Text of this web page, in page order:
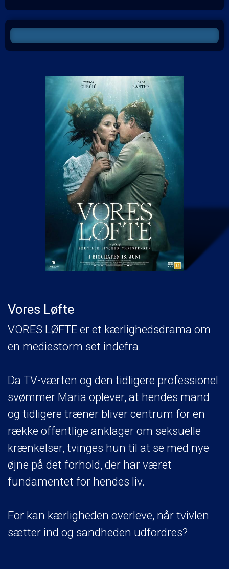
Vores Løfte
VORES LØFTE er et kærlighedsdrama om
en mediestorm set indefra.
Da TV-værten og den tidligere professionel
svømmer Maria oplever, at hendes mand
og tidligere træner bliver centrum for en
række offentlige anklager om seksuelle
krænkelser, tvinges hun til at se med nye
øjne på det forhold, der har været
fundamentet for hendes liv.
For kan kærligheden overleve, når tvivlen
sætter ind og sandheden udfordres?